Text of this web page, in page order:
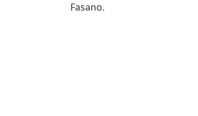
Fasano.